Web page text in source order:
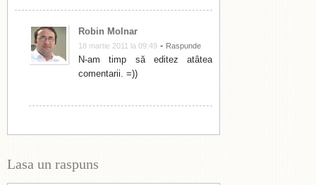
Robin Molnar
18 martie 2011 la 09:49 - Raspunde
N-am timp să editez atâtea
comentarii. =))
Lasa un raspuns